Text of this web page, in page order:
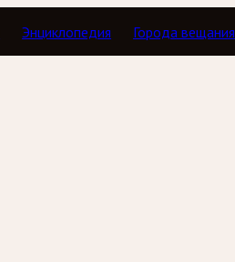
Энциклопедия Города вещания